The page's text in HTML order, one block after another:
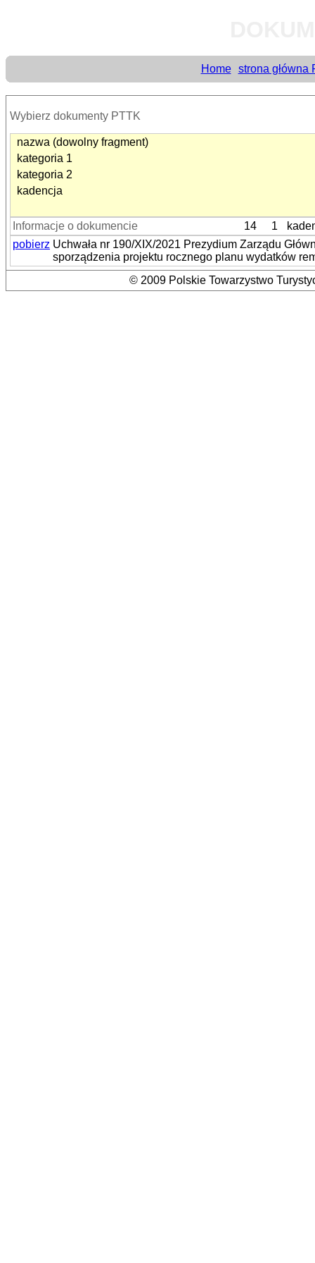
Home strona główna
Wybierz dokumenty PTTK
nazwa (dowolny fragment)
kategoria 1
kategoria 2
kadencja
Informacje o dokumencie 14 1
pobierz Uchwała nr 190/XIX/2021 Prezydium Zarządu
sporządzenia projektu rocznego planu wydatków
© 2009 Polskie Towarzystwo